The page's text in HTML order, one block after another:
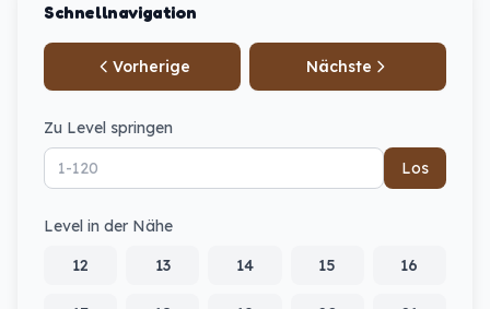
Schnellnavigation
Vorherige Nächste
Zu Level springen
Los
Level in der Nähe
12
13 14 15 16